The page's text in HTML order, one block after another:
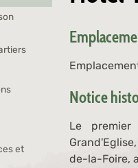
et
Notice
Le
de-la-Foire,